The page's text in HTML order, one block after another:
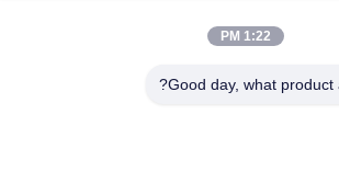
1:22 PM
Good day, what product